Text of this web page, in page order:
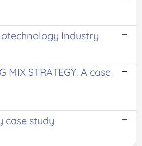
Industry
MIX STRATEGY. A case
case study